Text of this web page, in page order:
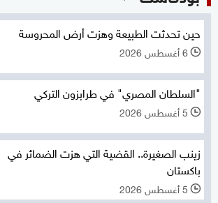
حين تحدثت الطبيعة وهزت أرض المحروسة
l 6 أغسطس 2026
"السلطان المصري" في طرابزون التركي
l 5 أغسطس 2026
زينب الصغيرة.. القضية التي هزت الضمائر في
باكستان
l 5 أغسطس 2026